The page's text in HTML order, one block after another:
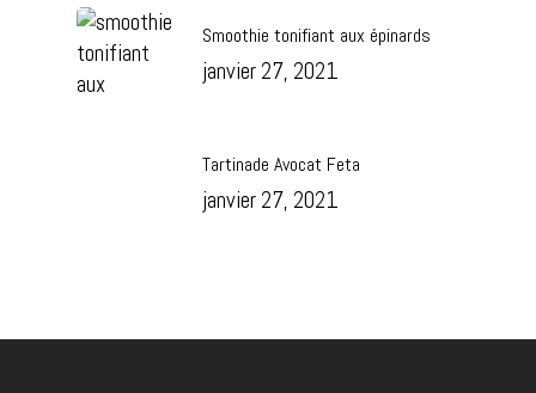
Smoothie tonifiant aux épinards
janvier 27, 2021
Tartinade Avocat Feta
janvier 27, 2021